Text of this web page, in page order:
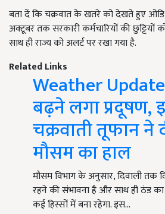
बता दें कि चक्रवात के खतरे को देखते हुए
अक्टूबर तक सरकारी कर्मचारियों की छुट्टियों
साथ ही राज्य को अलर्ट पर रखा गया है.
Related Links
Weather
बढ़ने लगा प्रदूषण,
चक्रवाती तूफान ने
मौसम का हाल
मौसम विभाग के अनुसार, दिवाली तक
रहने की संभावना है और साथ ही ठंड
कई हिस्सों में बना रहेगा. इस…